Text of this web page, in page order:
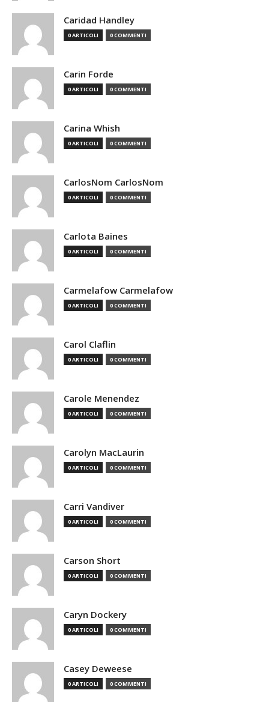
Caridad Handley
0 ARTICOLI 0 COMMENTI
Carin Forde
0 ARTICOLI 0 COMMENTI
Carina Whish
0 ARTICOLI 0 COMMENTI
CarlosNom CarlosNom
0 ARTICOLI 0 COMMENTI
Carlota Baines
0 ARTICOLI 0 COMMENTI
Carmelafow Carmelafow
0 ARTICOLI 0 COMMENTI
Carol Claflin
0 ARTICOLI 0 COMMENTI
Carole Menendez
0 ARTICOLI 0 COMMENTI
Carolyn MacLaurin
0 ARTICOLI 0 COMMENTI
Carri Vandiver
0 ARTICOLI 0 COMMENTI
Carson Short
0 ARTICOLI 0 COMMENTI
Caryn Dockery
0 ARTICOLI 0 COMMENTI
Casey Deweese
0 ARTICOLI 0 COMMENTI